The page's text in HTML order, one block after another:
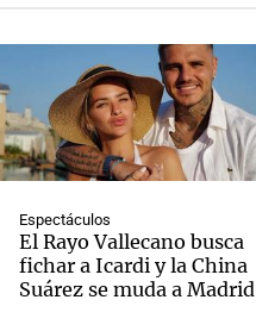
Espectáculos
El Rayo Vallecano busca
fichar a Icardi y la China
Suárez se muda a Madrid